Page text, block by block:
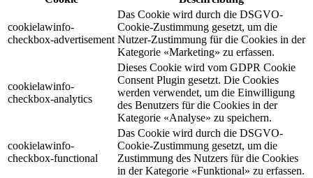
cookielawinfo-
checkbox-advertisement
Das Cookie wird durch die DSGVO-
Cookie-Zustimmung gesetzt, um die
Nutzer-Zustimmung für die Cookies in der
Kategorie «Marketing» zu erfassen.
cookielawinfo-
checkbox-analytics
Dieses Cookie wird vom GDPR Cookie
Consent Plugin gesetzt. Die Cookies
werden verwendet, um die Einwilligung
des Benutzers für die Cookies in der
Kategorie «Analyse» zu speichern.
cookielawinfo-
checkbox-functional
Das Cookie wird durch die DSGVO-
Cookie-Zustimmung gesetzt, um die
Zustimmung des Nutzers für die Cookies
in der Kategorie «Funktional» zu erfassen.